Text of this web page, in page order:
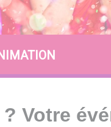
Votre